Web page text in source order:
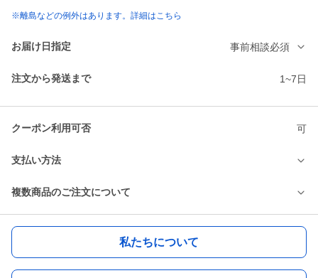
※離島などの例外はあります。詳細はこちら
お届け日指定 事前相談必須
注文から発送まで 1~7日
クーポン利用可否 可
支払い方法
複数商品のご注文について
私たちについて